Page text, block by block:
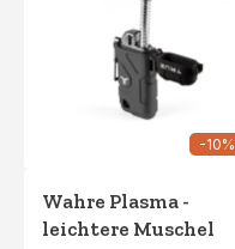
-10%
Wahre Plasma -
leichtere Muschel